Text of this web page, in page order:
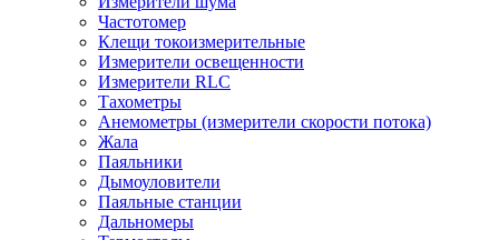
Частотомер
Клещи токоизмерительные
Измерители освещенности
Измерители RLC
Тахометры
Анемометры (измерители скорости потока)
Жала
Паяльники
Дымоуловители
Паяльные станции
Дальномеры